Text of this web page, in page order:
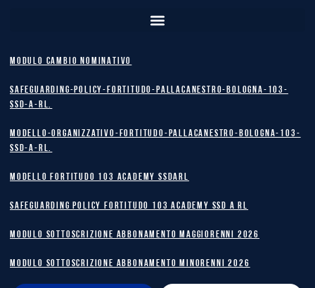
MODULO CAMBIO NOMINATIVO
safeguarding-policy-Fortitudo-Pallacanestro-Bologna-103-
SSD-A-RL.
Modello-Organizzativo-Fortitudo-Pallacanestro-Bologna-103-
SSD-A-RL.
MODELLO FORTITUDO 103 ACADEMY SSDARL
safeguarding policy Fortitudo 103 Academy SSD A RL
MODULO SOTTOSCRIZIONE ABBONAMENTO MAGGIORENNI 2026
MODULO SOTTOSCRIZIONE ABBONAMENTO MINORENNI 2026